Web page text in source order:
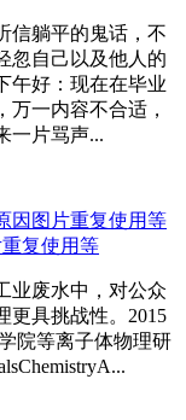
信躺平的鬼话，不
忽自己以及他人的
午好：现在在毕业
一内容不合适，
一片骂声...
复使用等
业废水中，对公众
更具挑战性。2015
院等离子体物理研